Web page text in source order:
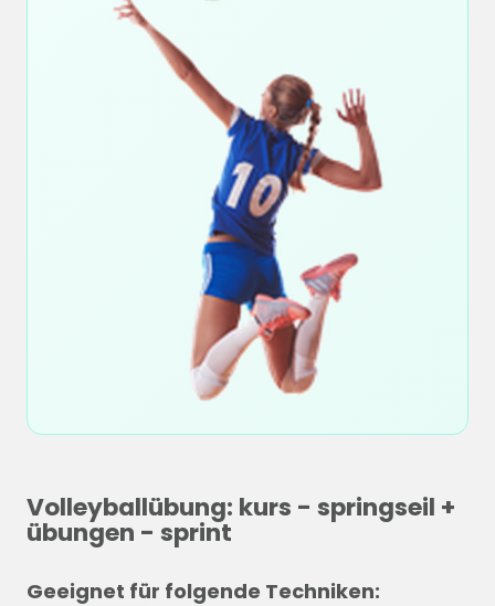
Volleyballübung: kurs - springseil +
übungen - sprint
Geeignet für folgende Techniken: